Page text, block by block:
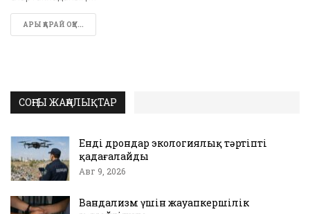
АРЫ ҚАРАЙ ОҚУ...
СОҢҒЫ ЖАҢАЛЫҚТАР
Енді дрондар экологиялық тәртіпті
қадағалайды
Авг 9, 2026
Вандализм үшін жауапкершілік